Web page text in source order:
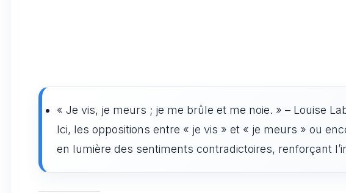
« Je vis, je meurs ; je me brûle et me noie. » – Louise
Ici, les oppositions entre « je vis » et « je meurs » ou
en lumière des sentiments contradictoires, renforçant